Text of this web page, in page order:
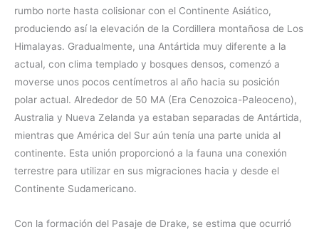
rumbo norte hasta colisionar con el Continente Asiático,
produciendo así la elevación de la Cordillera montañosa de Los
Himalayas. Gradualmente, una Antártida muy diferente a la
actual, con clima templado y bosques densos, comenzó a
moverse unos pocos centímetros al año hacia su posición
polar actual. Alrededor de 50 MA (Era Cenozoica-Paleoceno),
Australia y Nueva Zelanda ya estaban separadas de Antártida,
mientras que América del Sur aún tenía una parte unida al
continente. Esta unión proporcionó a la fauna una conexión
terrestre para utilizar en sus migraciones hacia y desde el
Continente Sudamericano.
Con la formación del Pasaje de Drake, se estima que ocurrió